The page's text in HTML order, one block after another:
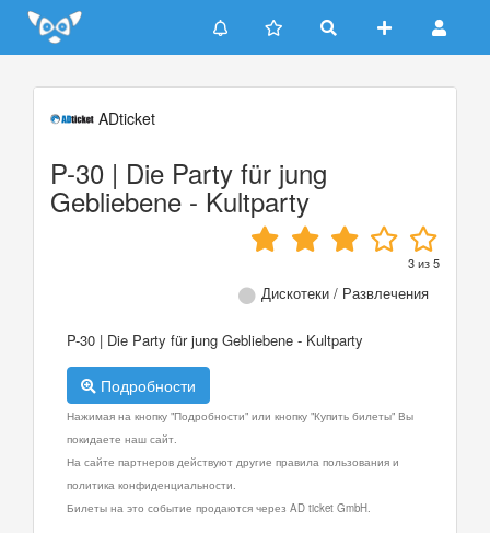
Update cookies preferences
ADticket
P-30 | Die Party für jung
Gebliebene - Kultparty
3из5
Дискотеки / Развлечения
P-30 | Die Party für jung Gebliebene - Kultparty
Подробности
Нажимая на кнопку "Подробности" или кнопку "Купить билеты" Вы
покидаете наш сайт.
На сайте партнеров действуют другие правила пользования и
политика конфиденциальности.
Билеты на это событие продаются через AD ticket GmbH.